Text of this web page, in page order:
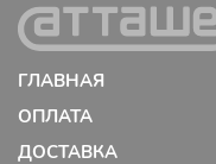
ГЛАВНАЯ
ОПЛАТА
ДОСТАВКА